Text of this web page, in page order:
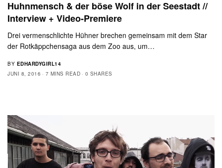
Huhnmensch & der böse Wolf in der Seestadt //
Interview + Video-Premiere
Drei vermenschlichte Hühner brechen gemeinsam mit dem Star
der Rotkäppchensaga aus dem Zoo aus, um…
BY EDHARDYGIRL14
JUNI 8, 2016
7 MINS READ 0 SHARES